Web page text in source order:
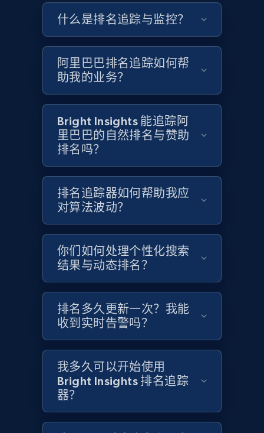
specified keywords
URL, Product id, Listing inventory id, Title, Rating,
Reviews count shop, Reviews count item, Initial
price, and more.
1.9K+ 323+
Etsy - Collects data from shop's URL
URL, Product id, Listing inventory id, Title, Rating,
Reviews count shop, Reviews count item, Initial
price, and more.
Amazon products search
Asin, URL, Name, Sponsored, Initial price, Final
price, Currency, Sold, and more.
1.6K+ 181+ 立即开始
Target
Rating, Reviews count, Initial price, Discount,
什么是排名追踪与监控？
阿里巴巴排名追踪如何帮
助我的业务？
Bright Insights 能追踪阿
里巴巴的自然排名与赞助
排名吗？
排名追踪器如何帮助我应
对算法波动？
你们如何处理个性化搜索
结果与动态排名？
排名多久更新一次？我能
收到实时告警吗？
我多久可以开始使用
Bright Insights 排名追踪
器？